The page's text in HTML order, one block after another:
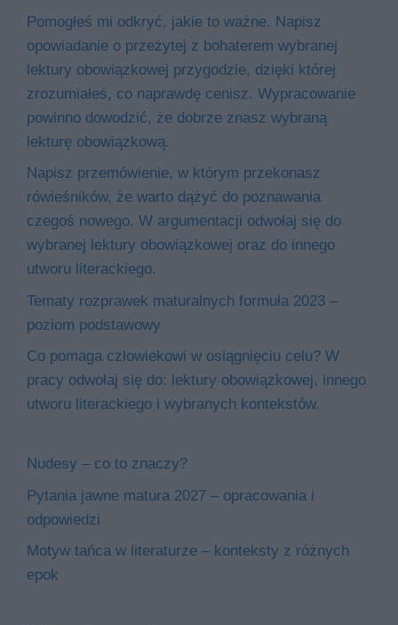
Pomogłeś mi odkryć, jakie to ważne. Napisz
opowiadanie o przeżytej z bohaterem wybranej
lektury obowiązkowej przygodzie, dzięki której
zrozumiałeś, co naprawdę cenisz. Wypracowanie
powinno dowodzić, że dobrze znasz wybraną
lekturę obowiązkową.
Napisz przemówienie, w którym przekonasz
rówieśników, że warto dążyć do poznawania
czegoś nowego. W argumentacji odwołaj się do
wybranej lektury obowiązkowej oraz do innego
utworu literackiego.
Tematy rozprawek maturalnych formuła 2023 –
poziom podstawowy
Co pomaga człowiekowi w osiągnięciu celu? W
pracy odwołaj się do: lektury obowiązkowej, innego
utworu literackiego i wybranych kontekstów.
Nudesy – co to znaczy?
Pytania jawne matura 2027 – opracowania i
odpowiedzi
Motyw tańca w literaturze – konteksty z różnych
epok